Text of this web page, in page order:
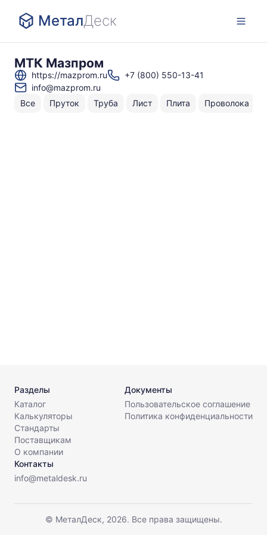
МеталДеск
МТК Мазпром
https://mazprom.ru
+7 (800) 550-13-41
info@mazprom.ru
Все
Пруток Труба Лист Плита Проволока
Разделы
Каталог
Калькуляторы
Стандарты
Поставщикам
О компании
Документы
Пользовательское соглашение
Политика конфиденциальности
Контакты
info@metaldesk.ru
© МеталДеск, 2026. Все права защищены.